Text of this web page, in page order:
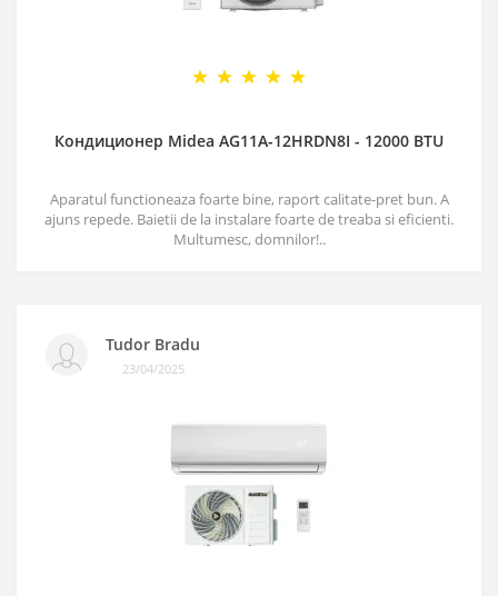
Кондиционер Midea AG11A-12HRDN8I - 12000 BTU
Aparatul functioneaza foarte bine, raport calitate-pret bun. A
ajuns repede. Baietii de la instalare foarte de treaba si eficienti.
Multumesc, domnilor!..
Tudor Bradu
23/04/2025